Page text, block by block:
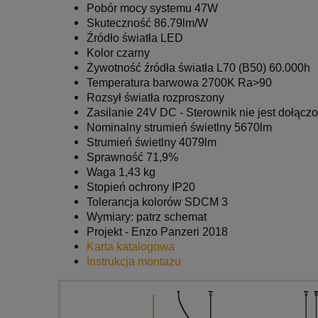
Pobór mocy systemu 47W
Skuteczność 86.79lm/W
Źródło światła LED
Kolor czarny
Żywotność źródła światła L70 (B50) 60.000h
Temperatura barwowa 2700K Ra>90
Rozsył światła rozproszony
Zasilanie 24V DC - Sterownik nie jest
Nominalny strumień świetlny 5670lm
Strumień świetlny 4079lm
Sprawność 71,9%
Waga 1,43 kg
Stopień ochrony IP20
Tolerancja kolorów SDCM 3
Wymiary: patrz schemat
Projekt - Enzo Panzeri 2018
Karta katalogowa
Instrukcja montażu